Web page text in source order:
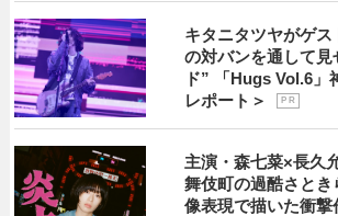
キタニタツヤがゲス
の対バンを通して
ド” 「Hugs Vol.6」
レポート＞
P R
主演・森七菜×長
舞伎町の過酷さと
像表現で描いた衝撃